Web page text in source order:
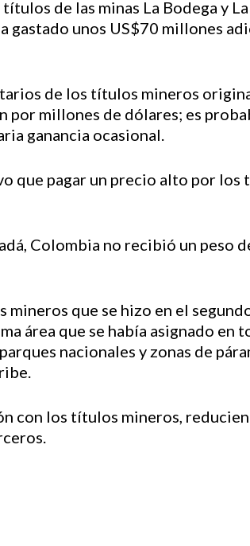
de las minas La Bodega y La
unos US$70 millones
de los títulos mineros
por millones de dólares; es
ganancia ocasional.
que pagar un precio alto por
Colombia no recibió un peso
que se hizo en el
área que se había asignado en
nacionales y zonas de
con los títulos mineros,